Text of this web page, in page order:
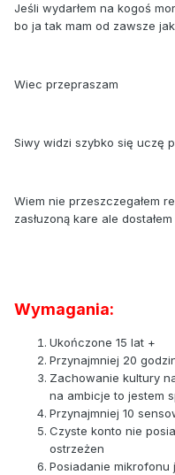
Jeśli wydarłem na kogoś
bo ja tak mam od zawsze
Wiec przepraszam
Siwy widzi szybko się uczę
Wiem nie przeszczegałem
zasłuzoną kare ale
Wymagania:
Ukończone 15 lat +
Przynajmniej 20
Zachowanie kultury
na ambicje to jestem
Przynajmniej 10
Czyste konto nie
ostrzeżen
Posiadanie mikrofonu